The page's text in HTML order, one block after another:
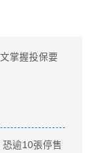
掌握投保要
逾10張停售